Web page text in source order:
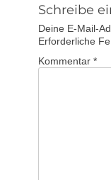
Schreibe
Deine E-Mail-
Erforderliche
Kommentar *